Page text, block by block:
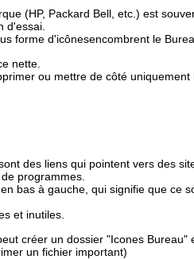
(HP, Packard Bell, etc.) est
d'essai.
forme d'icônesencombrent le
nette.
ou mettre de côté uniquement
des liens qui pointent vers des
programmes.
bas à gauche, qui signifie que ce
et inutiles.
créer un dossier "Icones Bureau"
un fichier important)